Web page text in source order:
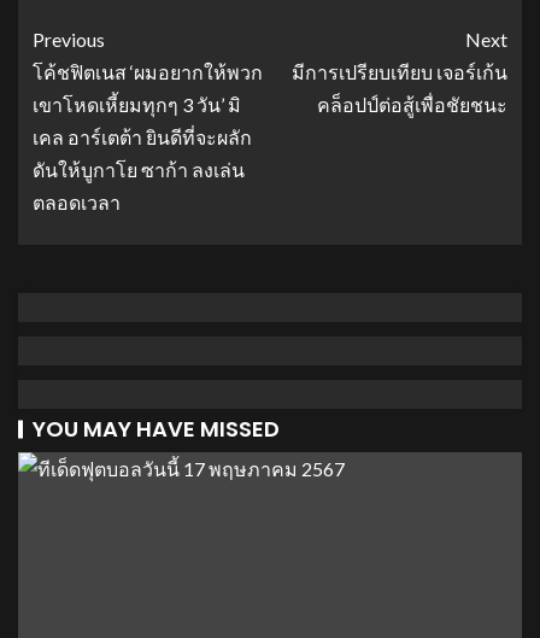
Previous
โค้ชฟิตเนส ‘ผมอยากให้พวก
เขาโหดเหี้ยมทุกๆ 3 วัน’ มิ
เคล อาร์เตต้า ยินดีที่จะผลัก
ดันให้บูกาโย ซาก้า ลงเล่น
ตลอดเวลา
Next
มีการเปรียบเทียบ เจอร์เก้น
คล็อปป์ต่อสู้เพื่อชัยชนะ
YOU MAY HAVE MISSED